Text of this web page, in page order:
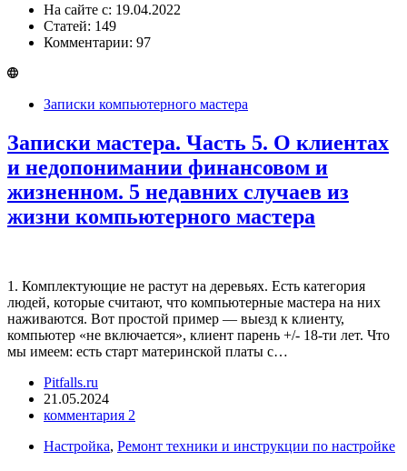
На сайте с: 19.04.2022
Статей: 149
Комментарии: 97
Записки компьютерного мастера
Записки мастера. Часть 5. О клиентах
и недопонимании финансовом и
жизненном. 5 недавних случаев из
жизни компьютерного мастера
1. Комплектующие не растут на деревьях. Есть категория
людей, которые считают, что компьютерные мастера на них
наживаются. Вот простой пример — выезд к клиенту,
компьютер «не включается», клиент парень +/- 18-ти лет. Что
мы имеем: есть старт материнской платы с…
Pitfalls.ru
21.05.2024
комментария 2
Настройка, Ремонт техники и инструкции по настройке